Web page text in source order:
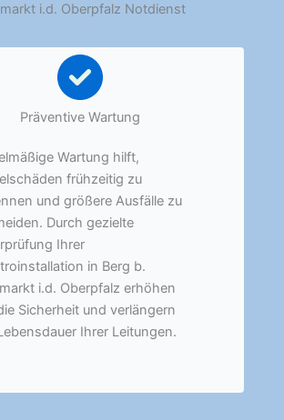
i.d. Oberpfalz Notdienst
Präventive Wartung
Wartung hilft,
frühzeitig zu
und größere Ausfälle zu
Durch gezielte
Ihrer
in Berg b.
i.d. Oberpfalz erhöhen
Sicherheit und verlängern
Ihrer Leitungen.